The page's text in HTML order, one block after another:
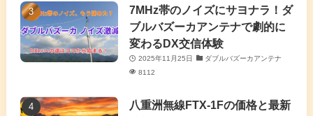
(11)
7MHz帯のノイズにサヨナラ！ダ
ブルバズーカアンテナで劇的に
変わるDX交信体験
2025年11月25日
ダブルバズーカアンテナ
8112
八重洲無線FTX-1Fの価格と最新